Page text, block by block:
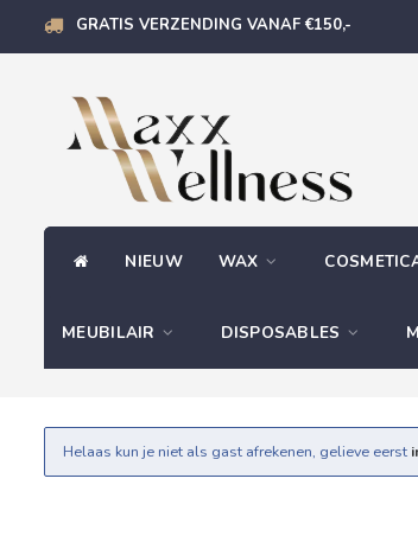
GRATIS VERZENDING VANAF €150,-
NIEUW WAX
MEUBILAIR DISPOSABLES
Helaas kun je niet als gast afrekenen, gelieve eerst